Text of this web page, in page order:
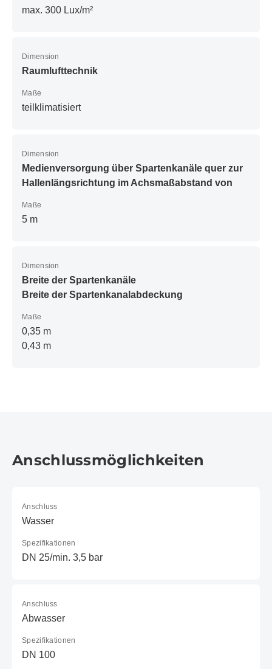
max. 300 Lux/m²
Dimension
Raumlufttechnik
Maße
teilklimatisiert
Dimension
Medienversorgung über Spartenkanäle quer zur
Hallenlängsrichtung im Achsmaßabstand von
Maße
5 m
Dimension
Breite der Spartenkanäle
Breite der Spartenkanalabdeckung
Maße
0,35 m
0,43 m
Anschlussmöglichkeiten
Anschluss
Wasser
Spezifikationen
DN 25/min. 3,5 bar
Anschluss
Abwasser
Spezifikationen
DN 100